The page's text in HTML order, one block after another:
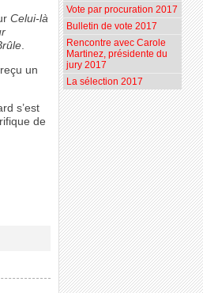
Celui-là
.
un
s’est
de
Vote par procuration 2017
Bulletin de vote 2017
Rencontre avec Carole
Martinez, présidente du
jury 2017
La sélection 2017